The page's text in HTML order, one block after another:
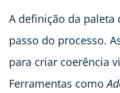
A definição da paleta
passo do processo.
para criar coerência
Ferramentas como